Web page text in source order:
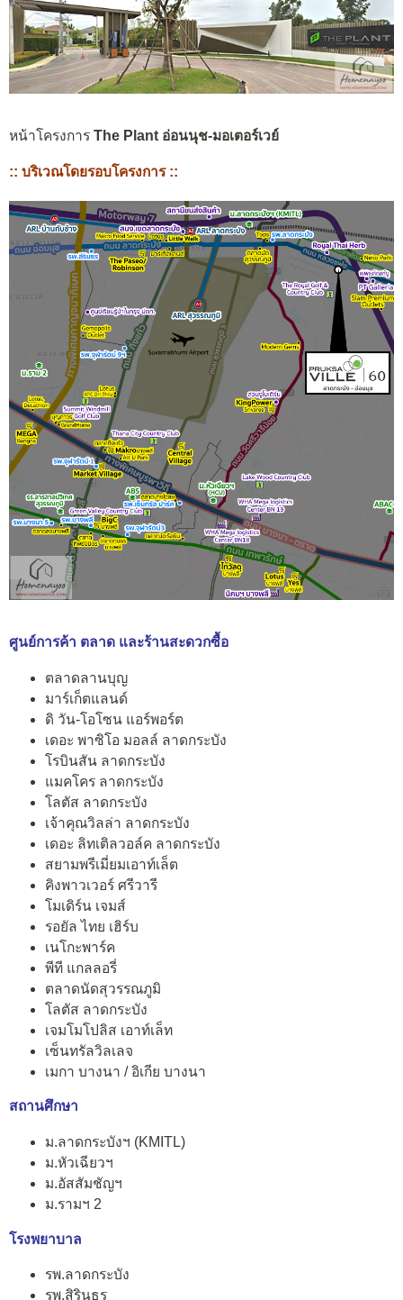
หน้าโครงการ The Plant อ่อนนุช-มอเตอร์เวย์
:: บริเวณโดยรอบโครงการ ::
ศูนย์การค้า ตลาด และร้านสะดวกซื้อ
ตลาดลานบุญ
มาร์เก็ตแลนด์
ดิ วัน-โอโซน แอร์พอร์ต
เดอะ พาซิโอ มอลล์ ลาดกระบัง
โรบินสัน ลาดกระบัง
แมคโคร ลาดกระบัง
โลตัส ลาดกระบัง
เจ้าคุณวิลล่า ลาดกระบัง
เดอะ ลิทเติลวอล์ค ลาดกระบัง
สยามพรีเมี่ยมเอาท์เล็ต
คิงพาวเวอร์ ศรีวารี
โมเดิร์น เจมส์
รอยัล ไทย เฮิร์บ
เนโกะพาร์ค
พีที แกลลอรี่
ตลาดนัดสุวรรณภูมิ
โลตัส ลาดกระบัง
เจมโมโปลิส เอาท์เล็ท
เซ็นทรัลวิลเลจ
เมกา บางนา / อิเกีย บางนา
สถานศึกษา
ม.ลาดกระบังฯ (KMITL)
ม.หัวเฉียวฯ
ม.อัสสัมชัญฯ
ม.รามฯ 2
โรงพยาบาล
รพ.ลาดกระบัง
รพ.สิรินธร